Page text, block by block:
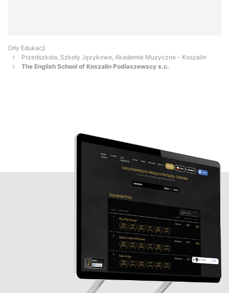
Orły Edukacji
Przedszkola, Szkoły Językowe, Akademie Muzyczne - Koszalin
The English School of Koszalin Podlaszewscy s.c.